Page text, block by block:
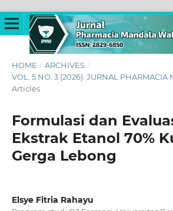
HOME / ARCHIVES /
VOL. 5 NO. 3 (2026): JURNAL PHARMACIA
Articles
Formulasi dan
Ekstrak Etanol 70%
Gerga Lebong
Elsye Fitria Rahayu